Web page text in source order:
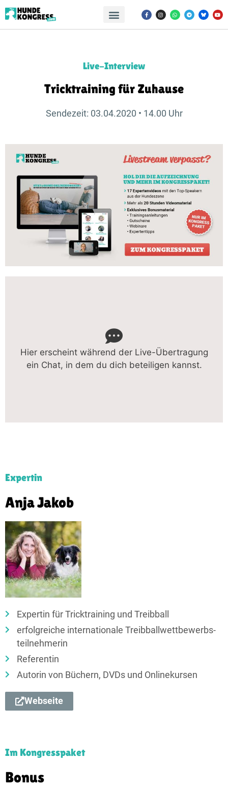
Live-Interview
Tricktraining für Zuhause
Sendezeit: 03.04.2020 • 14.00 Uhr
Hier erscheint während der Live-Übertragung
ein Chat, in dem du dich beteiligen kannst.
Expertin
Anja Jakob
Expertin für Tricktraining und Treibball
erfolgreiche internationale Treib­ball­wett­bewerbs­
teil­nehmerin
Referentin
Autorin von Büchern, DVDs und Onlinekursen
Webseite
Im Kongresspaket
Bonus​